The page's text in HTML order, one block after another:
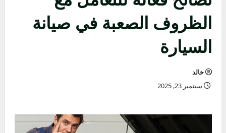
نصائح فعالة للتعامل مع
الظروف الصعبة في صيانة
السيارة